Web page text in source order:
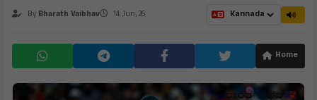
By Bharath Vaibhav 14 Jun, 26
Home